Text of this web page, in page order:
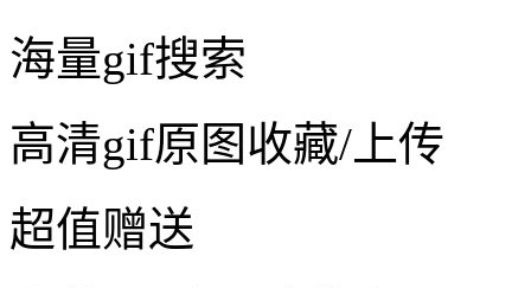
海量gif搜索
高清gif原图收藏/上传
超值赠送